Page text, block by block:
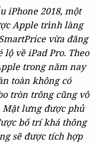
iPhone 2018, một
Apple trình làng
vừa đăng
về iPad Pro. Theo
trong năm nay
toàn không có
tròn trông cũng vô
Mặt lưng được phủ
bố trí khá thông
sẽ được tích hợp